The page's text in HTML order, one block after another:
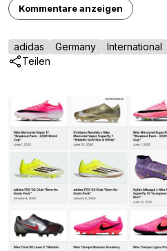
Teilen
Sneaker Legacy -
OFFIZIELL Sneaker Legacy